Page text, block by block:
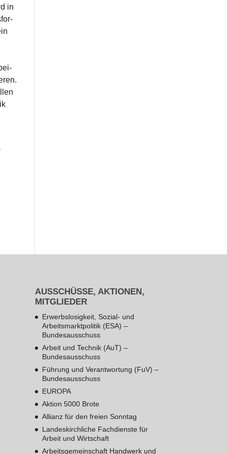
in
AUSSCHÜSSE, AKTIONEN,
MITGLIEDER
Erwerbslosigkeit, Sozial- und
Arbeitsmarktpolitik (ESA) –
Bundesausschuss
Arbeit und Technik (AuT) –
Bundesausschuss
Führung und Verantwortung (FuV) –
Bundesausschuss
EUROPA
Aktion 5000 Brote
Allianz für den freien Sonntag
Landeskirchliche Fachdienste für
Arbeit und Wirtschaft
Arbeitsgemeinschaft Handwerk und